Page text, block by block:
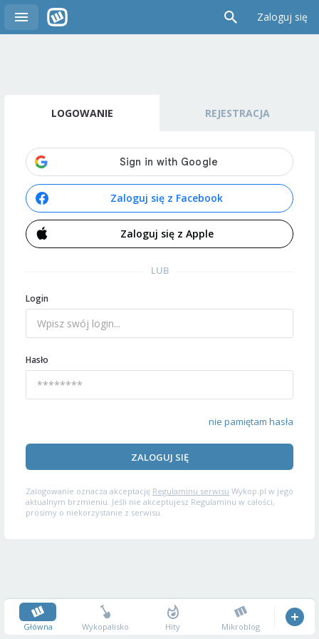
Zaloguj się
LOGOWANIE REJESTRACJA
Zaloguj się z Facebook
Zaloguj się z Apple
LUB
Login
Hasło
nie pamiętam hasła
ZALOGUJ SIĘ
Zalogowanie oznacza akceptację Regulaminu serwisu Wykop.pl w jego
aktualnym brzmieniu. Jeśli nie akceptujesz Regulaminu w całości,
prosimy o niekorzystanie z serwisu.
Główna Wykopalisko Hity Mikroblog